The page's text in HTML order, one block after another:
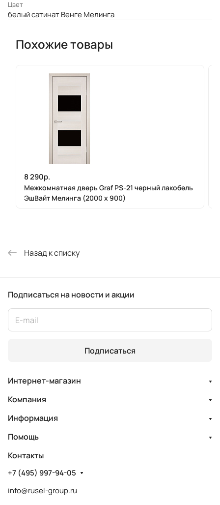
Цвет
белый сатинат Венге Мелинга
Похожие товары
8 290р.
Межкомнатная дверь Graf PS-21 черный лакобель
ЭшВайт Мелинга (2000 х 900)
Назад к списку
Подписаться на новости и акции
Подписаться
Интернет-магазин
Компания
Информация
Помощь
Контакты
+7 (495) 997-94-05
info@rusel-group.ru